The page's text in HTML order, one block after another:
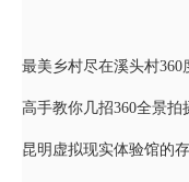
最美乡村尽在溪头村360
高手教你几招360全景拍
昆明虚拟现实体验馆的